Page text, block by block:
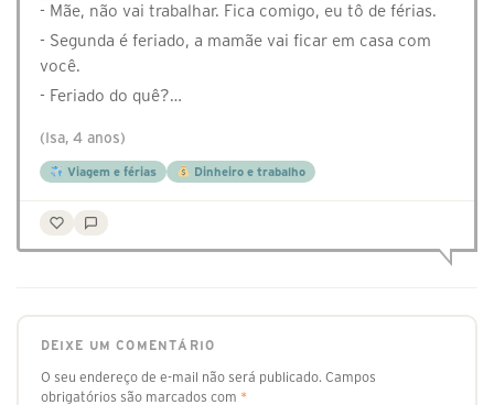
- Mãe, não vai trabalhar. Fica comigo, eu tô de férias.
- Segunda é feriado, a mamãe vai ficar em casa com
você.
- Feriado do quê?…
(Isa, 4 anos)
Viagem e férias Dinheiro e trabalho
DEIXE UM COMENTÁRIO
O seu endereço de e-mail não será publicado. Campos
obrigatórios são marcados com *